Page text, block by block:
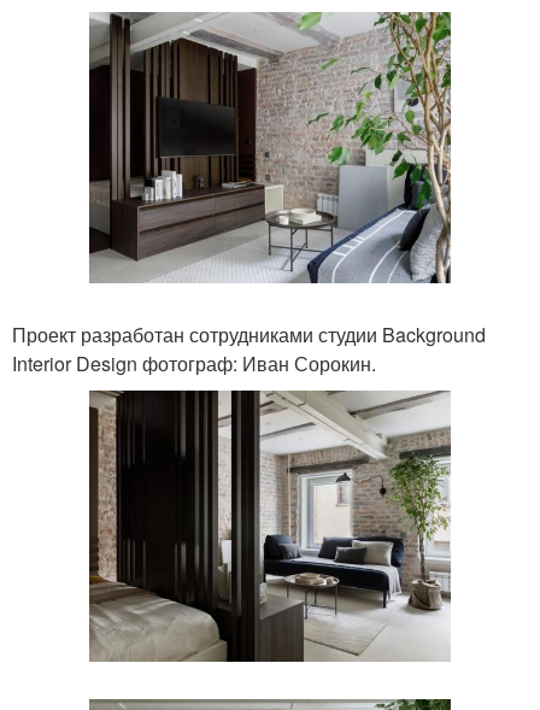
Проект разработан сотрудниками студии Background
Interior Design фотограф: Иван Сорокин.